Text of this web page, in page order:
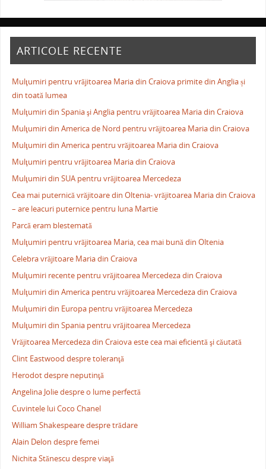
ARTICOLE RECENTE
Mulţumiri pentru vrăjitoarea Maria din Craiova primite din Anglia și
din toată lumea
Mulţumiri din Spania şi Anglia pentru vrăjitoarea Maria din Craiova
Mulţumiri din America de Nord pentru vrăjitoarea Maria din Craiova
Mulţumiri din America pentru vrăjitoarea Maria din Craiova
Mulţumiri pentru vrăjitoarea Maria din Craiova
Mulţumiri din SUA pentru vrăjitoarea Mercedeza
Cea mai puternică vrăjitoare din Oltenia- vrăjitoarea Maria din Craiova
– are leacuri puternice pentru luna Martie
Parcă eram blestemată
Mulţumiri pentru vrăjitoarea Maria, cea mai bună din Oltenia
Celebra vrăjitoare Maria din Craiova
Mulţumiri recente pentru vrăjitoarea Mercedeza din Craiova
Mulţumiri din America pentru vrăjitoarea Mercedeza din Craiova
Mulţumiri din Europa pentru vrăjitoarea Mercedeza
Mulţumiri din Spania pentru vrăjitoarea Mercedeza
Vrăjitoarea Mercedeza din Craiova este cea mai eficientă şi căutată
Clint Eastwood despre toleranţă
Herodot despre neputinţă
Angelina Jolie despre o lume perfectă
Cuvintele lui Coco Chanel
William Shakespeare despre trădare
Alain Delon despre femei
Nichita Stănescu despre viaţă